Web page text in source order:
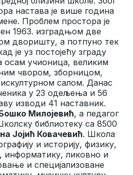
настава је више година
Проблем простора је
1963. изградњом две
дворишту, а потпуно тек
је уз постојећу зграду
осам учионица, великим
чвором, зборницом,
салом. Данас
у 23 одељења и 56
изводи 41 наставник.
Милојевић, а педагог
библиотеку са 8500
Јојић Ковачевић. Школа
и историју, физику,
информатику, ликовно и
и специјализоване